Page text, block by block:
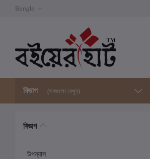
Bangla
বিভাগ (সবগুলো দেখুন)
বিভাগ
উপন্যাস